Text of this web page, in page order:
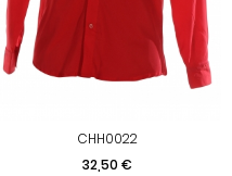
CHH0022
Prix
32,50 €